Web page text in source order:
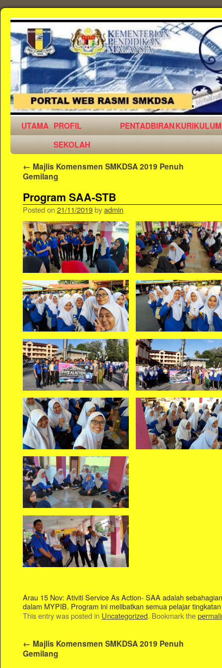
UTAMA PROFIL
SEKOLAH
PENTADBIRANKURIKULUM
← Majlis Komensmen SMKDSA 2019 Penuh
Gemilang
Program SAA-STB
Posted on 21/11/2019byadmin
Arau 15 Nov: Ativiti Service As Action- SAA adalah
dalam MYPIB. Program ini melibatkan semua pelajar
This entry was posted in Uncategorized. Bookmark the
← Majlis Komensmen SMKDSA 2019 Penuh
Gemilang